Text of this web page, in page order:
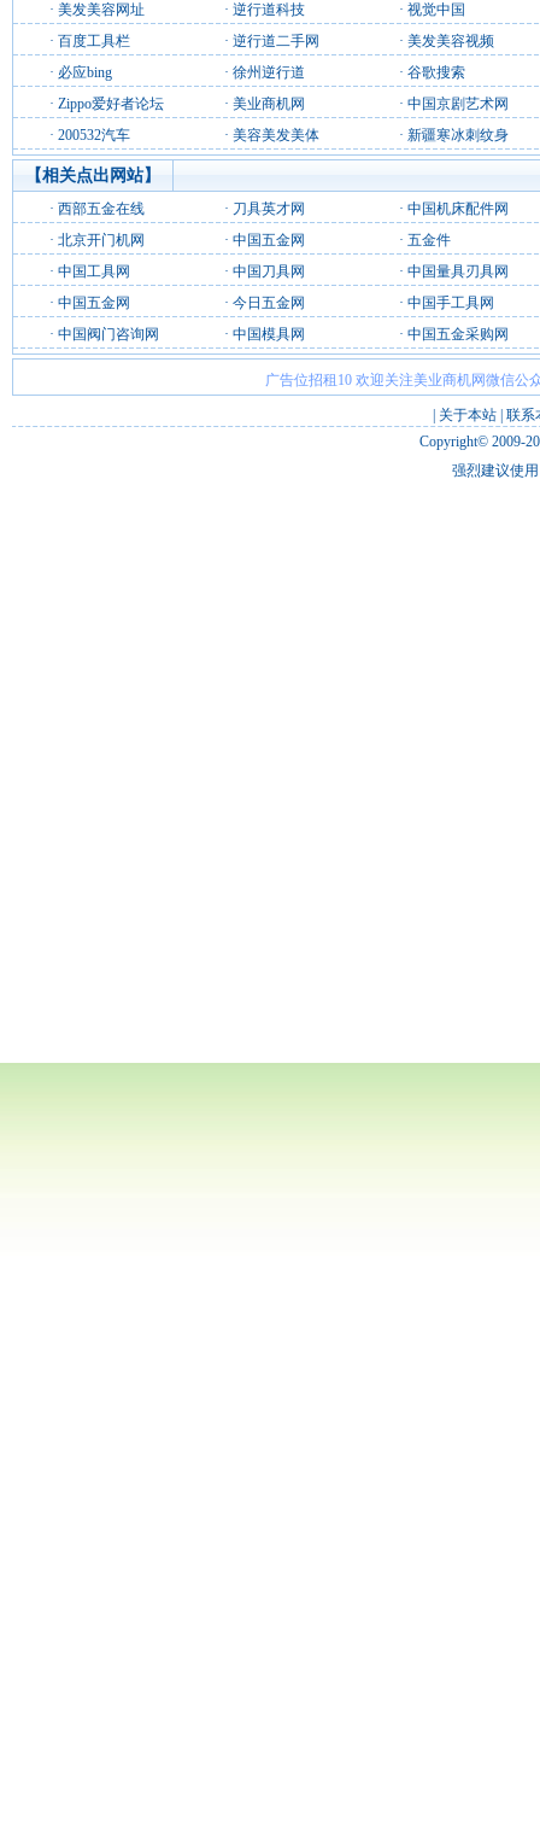
· 美发美容网址 · 逆行道科技 · 视觉中国
· 百度工具栏 · 逆行道二手网 · 美发美容视频
· 必应bing · 徐州逆行道 · 谷歌搜索
· Zippo爱好者论坛 · 美业商机网 · 中国京剧艺术网
· 200532汽车 · 美容美发美体 · 新疆寒冰刺纹身
【相关点出网站】
· 西部五金在线 · 刀具英才网 · 中国机床配件网
· 北京开门机网 · 中国五金网 · 五金件
· 中国工具网 · 中国刀具网 · 中国量具刃具网
· 中国五金网 · 今日五金网 · 中国手工具网
· 中国阀门咨询网 · 中国模具网 · 中国五金采购网
广告位招租10 欢迎关注美业商机网微信公
关于本站 联系
Copyright© 2009-
强烈建议使